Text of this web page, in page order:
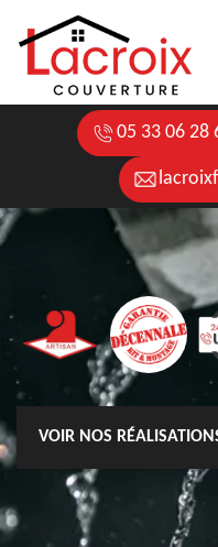
05 33 06 28
VOIR NOS